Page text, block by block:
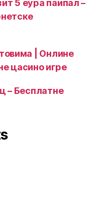
5 еура паипал –
| Онлине
цасино игре
– Бесплатне